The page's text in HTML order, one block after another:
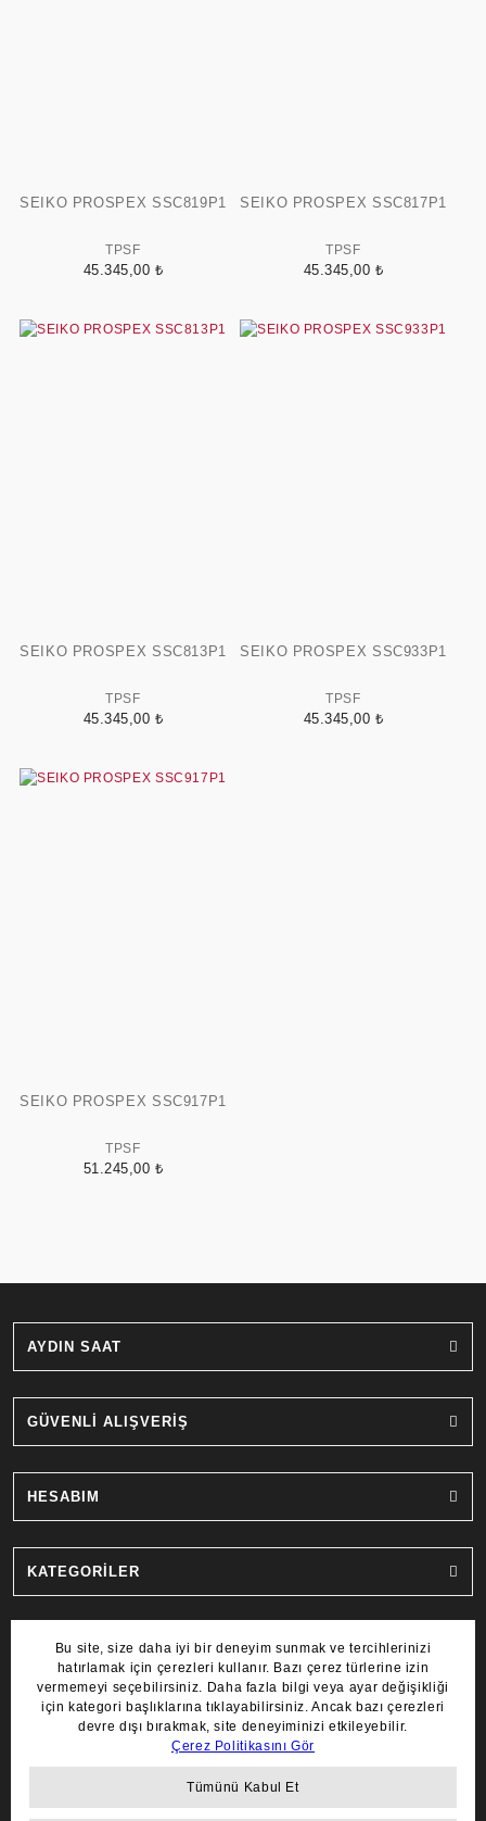
SEIKO PROSPEX SSC819P1
TPSF
45.345,00 ₺
SEIKO PROSPEX SSC817P1
TPSF
45.345,00 ₺
SEIKO PROSPEX SSC813P1
TPSF
45.345,00 ₺
SEIKO PROSPEX SSC933P1
TPSF
45.345,00 ₺
SEIKO PROSPEX SSC917P1
TPSF
51.245,00 ₺
AYDIN SAAT
GÜVENLİ ALIŞVERİŞ
HESABIM
KATEGORİLER
MARKALAR